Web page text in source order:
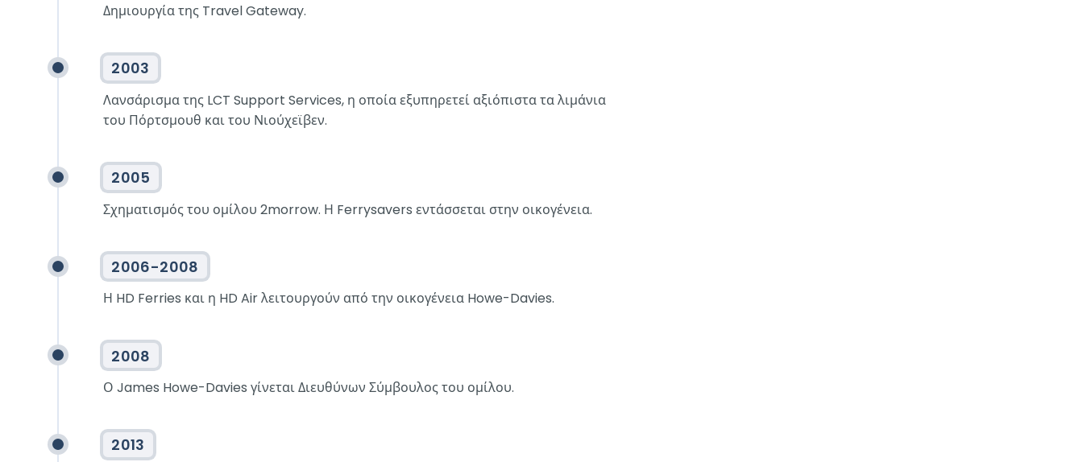
Δημιουργία της Travel Gateway.
2003
Λανσάρισμα της LCT Support Services, η οποία εξυπηρετεί αξιόπιστα τα λιμάνια
του Πόρτσμουθ και του Νιούχεϊβεν.
2005
Σχηματισμός του ομίλου 2morrow. Η Ferrysavers εντάσσεται στην οικογένεια.
2006-2008
Η HD Ferries και η HD Air λειτουργούν από την οικογένεια Howe-Davies.
2008
Ο James Howe-Davies γίνεται Διευθύνων Σύμβουλος του ομίλου.
2013